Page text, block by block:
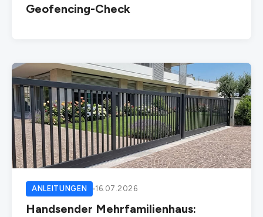
Geofencing-Check
ANLEITUNGEN 16.07.2026
Handsender Mehrfamilienhaus: